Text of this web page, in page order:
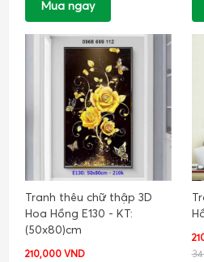
Mua ngay
Tranh thêu chữ thập 3D
Hoa Hồng E130 - KT:
(50x80)cm
210,000 VND